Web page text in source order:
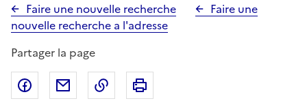
Faire une nouvelle recherche
Faire une
nouvelle recherche a l'adresse
Partager la page
Partager sur Facebook
Partager par emailCopier dans le presse-papier